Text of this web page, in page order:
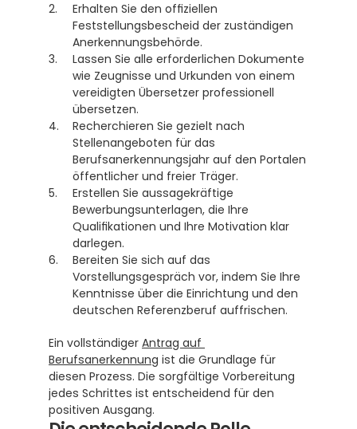
Erhalten Sie den offiziellen
Feststellungsbescheid der zuständigen
Anerkennungsbehörde.
Lassen Sie alle erforderlichen Dokumente
wie Zeugnisse und Urkunden von einem
vereidigten Übersetzer professionell
übersetzen.
Recherchieren Sie gezielt nach
Stellenangeboten für das
Berufsanerkennungsjahr auf den Portalen
öffentlicher und freier Träger.
Erstellen Sie aussagekräftige
Bewerbungsunterlagen, die Ihre
Qualifikationen und Ihre Motivation klar
darlegen.
Bereiten Sie sich auf das
Vorstellungsgespräch vor, indem Sie Ihre
Kenntnisse über die Einrichtung und den
deutschen Referenzberuf auffrischen.
Ein vollständiger Antrag auf
Berufsanerkennung ist die Grundlage für
diesen Prozess. Die sorgfältige Vorbereitung
jedes Schrittes ist entscheidend für den
positiven Ausgang.